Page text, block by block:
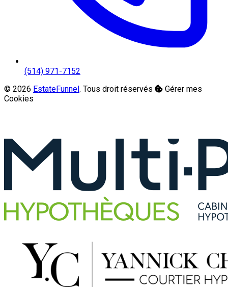
(514) 971-7152
© 2026 EstateFunnel. Tous droit réservés
Gérer mes
Cookies